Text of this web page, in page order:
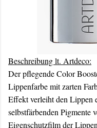
Beschreibung lt. Artdeco:
Der pflegende Color
Lippenfarbe mit zarten
Effekt verleiht den Lippen
selbstfärbenden Pigmente
Eigenschutzfilm der